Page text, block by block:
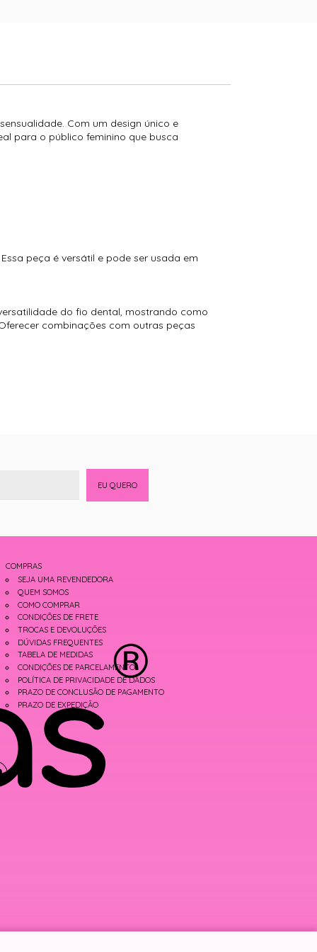
Com um design único e
para o público feminino que busca
peça é versátil e pode ser usada em
do fio dental, mostrando como
combinações com outras peças
EU QUERO
COMPRAS
SEJA UMA REVENDEDORA
QUEM SOMOS
COMO COMPRAR
CONDIÇÕES DE FRETE
TROCAS E DEVOLUÇÕES
DÚVIDAS FREQUENTES
TABELA DE MEDIDAS
CONDIÇÕES DE PARCELAMENTO
POLÍTICA DE PRIVACIDADE DE DADOS
PRAZO DE CONCLUSÃO DE PAGAMENTO
PRAZO DE EXPEDIÇÃO